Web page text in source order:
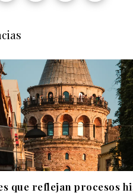
que reflejan procesos